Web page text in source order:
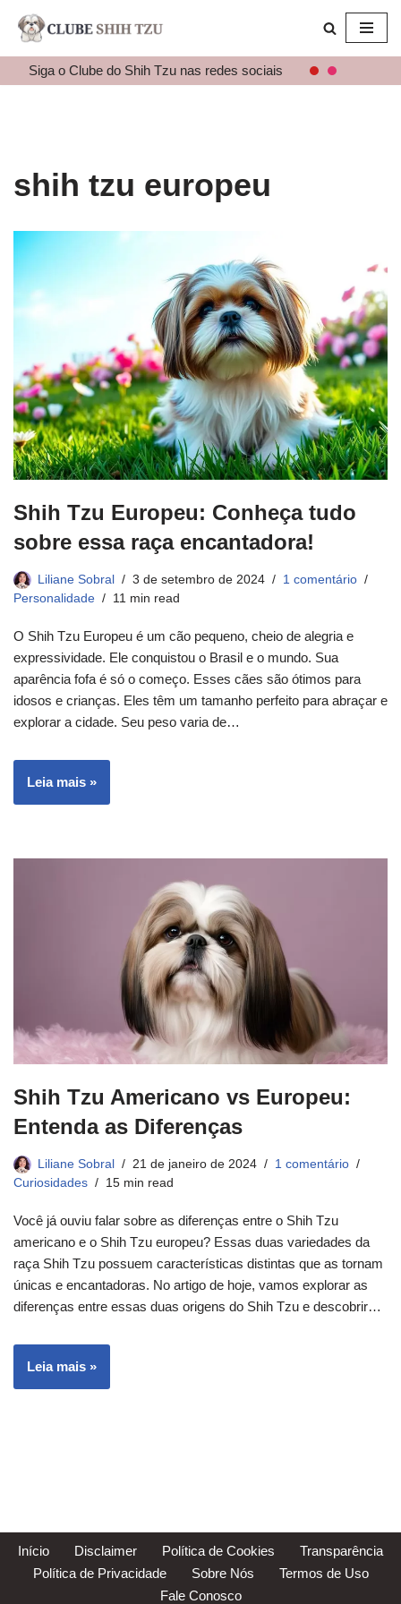
paraSiga o Clube do Shih Tzu nas redes sociais
shih tzu europeu
Shih Tzu Europeu: Conheça tudo
sobre essa raça encantadora!
Liliane Sobral 3 de setembro de 2024
1 comentário
Personalidade
11 min read
O Shih Tzu Europeu é um cão pequeno, cheio de alegria e
expressividade. Ele conquistou o Brasil e o mundo. Sua
aparência fofa é só o começo. Esses cães são ótimos para
idosos e crianças. Eles têm um tamanho perfeito para abraçar e
explorar a cidade. Seu peso varia de…
Leia mais »
Shih Tzu Americano vs Europeu:
Entenda as Diferenças
Liliane Sobral 21 de janeiro de 2024
1 comentário
Curiosidades
15 min read
Você já ouviu falar sobre as diferenças entre o Shih Tzu
americano e o Shih Tzu europeu? Essas duas variedades da
raça Shih Tzu possuem características distintas que as tornam
únicas e encantadoras. No artigo de hoje, vamos explorar as
diferenças entre essas duas origens do Shih Tzu e descobrir…
Leia mais »
Início Disclaimer Política de Cookies
Transparência
Política de Privacidade
Sobre Nós
Termos de Uso
Fale Conosco